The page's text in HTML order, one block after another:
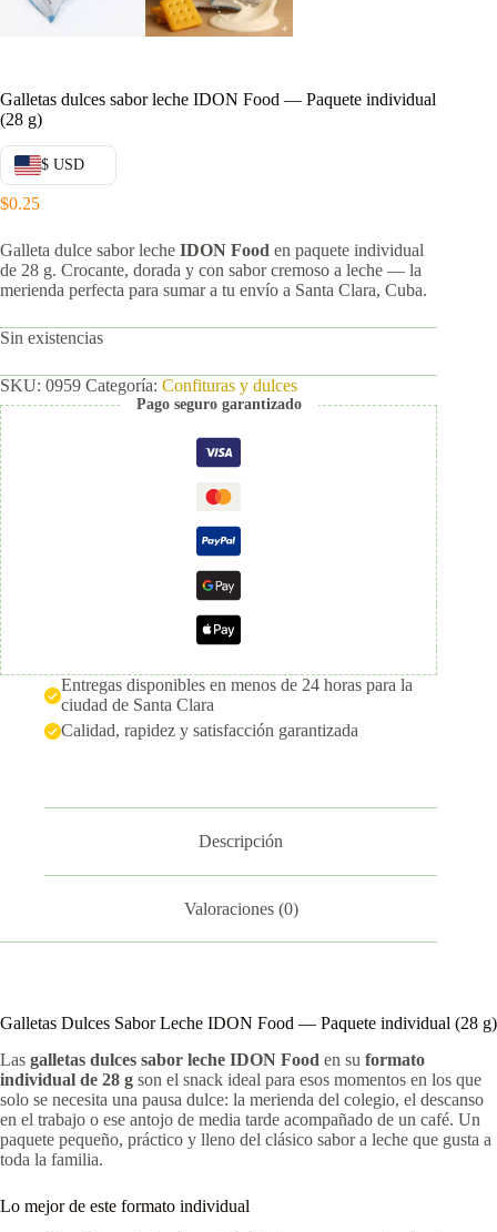
Galletas dulces sabor leche IDON Food — Paquete individual
(28 g)
$ USD
$0.25
Galleta dulce sabor leche IDON Food en paquete individual
de 28 g. Crocante, dorada y con sabor cremoso a leche — la
merienda perfecta para sumar a tu envío a Santa Clara, Cuba.
Sin existencias
SKU: 0959 Categoría: Confituras y dulces
Pago seguro garantizado
Entregas disponibles en menos de 24 horas para la
ciudad de Santa Clara
Calidad, rapidez y satisfacción garantizada
Descripción
Valoraciones (0)
Galletas Dulces Sabor Leche IDON Food — Paquete individual (28 g)
Las galletas dulces sabor leche IDON Food en su formato
individual de 28 g son el snack ideal para esos momentos en los que
solo se necesita una pausa dulce: la merienda del colegio, el descanso
en el trabajo o ese antojo de media tarde acompañado de un café. Un
paquete pequeño, práctico y lleno del clásico sabor a leche que gusta a
toda la familia.
Lo mejor de este formato individual